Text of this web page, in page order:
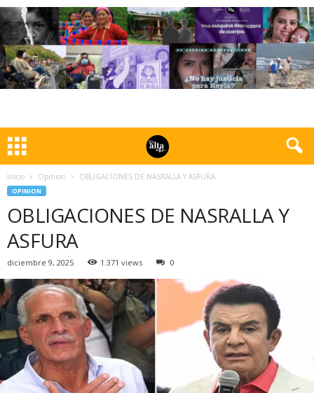
Inicio Opinion OBLIGACIONES DE NASRALLA Y ASFURA
OPINION
OBLIGACIONES DE NASRALLA Y
ASFURA
diciembre 9, 2025 1.371 views 0